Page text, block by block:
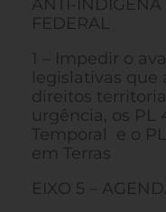
ANTI-INDÍGENA
FEDERAL
1 – Impedir o
legislativas que
direitos
urgência, os PL
Temporal e o
em Terras
EIXO 5 –